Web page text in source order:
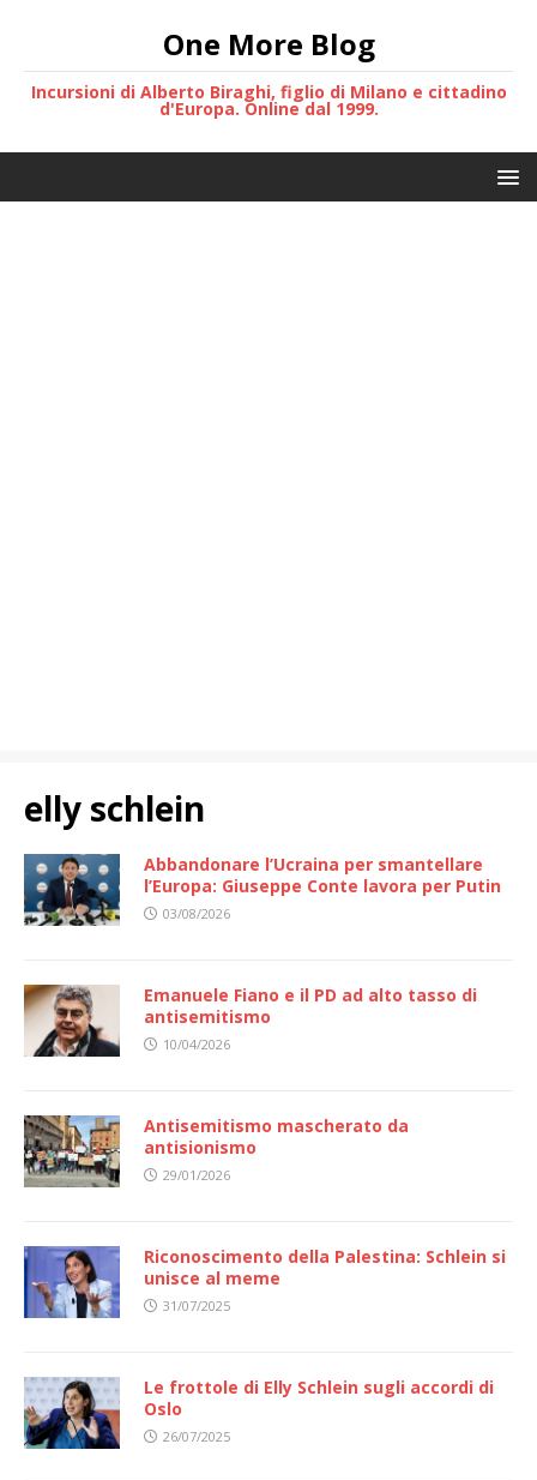
One More Blog
Incursioni di Alberto Biraghi, figlio di Milano e cittadino
d'Europa. Online dal 1999.
elly schlein
Abbandonare l’Ucraina per smantellare
l’Europa: Giuseppe Conte lavora per Putin
03/08/2026
Emanuele Fiano e il PD ad alto tasso di
antisemitismo
10/04/2026
Antisemitismo mascherato da
antisionismo
29/01/2026
Riconoscimento della Palestina: Schlein si
unisce al meme
31/07/2025
Le frottole di Elly Schlein sugli accordi di
Oslo
26/07/2025